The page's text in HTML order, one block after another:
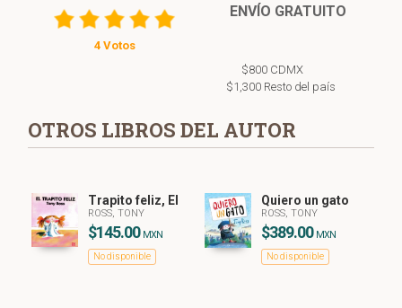
4 Votos
ENVÍO GRATUITO
$800 CDMX
$1,300 Resto del país
OTROS LIBROS DEL AUTOR
Trapito feliz, El
ROSS, TONY
$145.00 MXN
No disponible
Quiero un gato
ROSS, TONY
$389.00 MXN
No disponible